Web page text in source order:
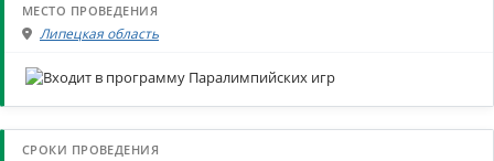
Липецкая область